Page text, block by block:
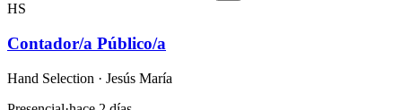
HS
Contador/a Público/a
Hand Selection · Jesús María